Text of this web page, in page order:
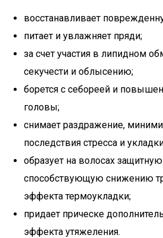
восстанавливает
питает и увлажняет пряди;
за счет участия в липидном
секучести и облысению;
борется с себореей и
головы;
снимает раздражение,
последствия стресса и
образует на волосах
способствующую снижению
эффекта термоукладки;
придает прическе
эффекта утяжеления.